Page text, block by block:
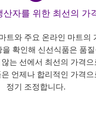
산자를 위한 최선의 가
트와 주요 온라인 마트의
을 확인해 신선식품은 품
는 선에서 최선의 가격으
언제나 합리적인 가격으
정기 조정합니다.